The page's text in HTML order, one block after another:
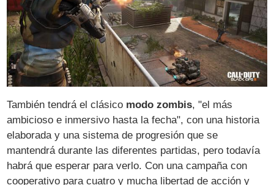
También tendrá el clásico modo zombis, "el más
ambicioso e inmersivo hasta la fecha", con una historia
elaborada y una sistema de progresión que se
mantendrá durante las diferentes partidas, pero todavía
habrá que esperar para verlo. Con una campaña con
cooperativo para cuatro y mucha libertad de acción y